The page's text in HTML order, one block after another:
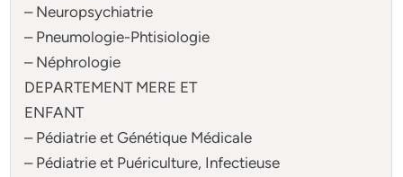
– Neuropsychiatrie
– Pneumologie-Phtisiologie
– Néphrologie
DEPARTEMENT MERE ET
ENFANT
– Pédiatrie et Génétique Médicale
– Pédiatrie et Puériculture, Infectieuse